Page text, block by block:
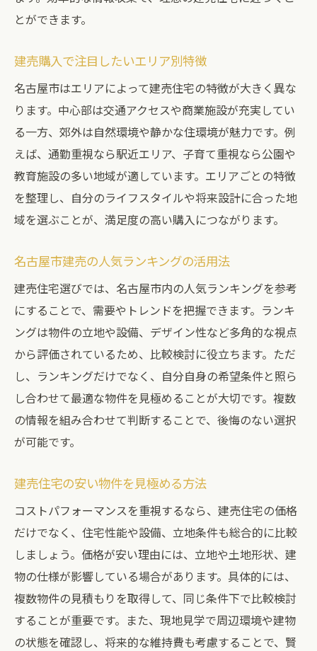
とができます。
建売購入で注目したいエリア別特徴
名古屋市はエリアによって建売住宅の特徴が大きく異な
ります。中心部は交通アクセスや商業施設が充実してい
る一方、郊外は自然環境や静かな住環境が魅力です。例
えば、通勤重視なら駅近エリア、子育て重視なら公園や
教育施設の多い地域が適しています。エリアごとの特徴
を整理し、自分のライフスタイルや将来設計に合った地
域を選ぶことが、満足度の高い購入につながります。
名古屋市建売の人気ランキングの活用法
建売住宅選びでは、名古屋市内の人気ランキングを参考
にすることで、需要やトレンドを把握できます。ランキ
ングは物件の立地や設備、デザイン性など多角的な視点
から評価されているため、比較検討に役立ちます。ただ
し、ランキングだけでなく、自分自身の希望条件と照ら
し合わせて最適な物件を見極めることが大切です。複数
の情報を組み合わせて判断することで、後悔のない選択
が可能です。
建売住宅の安い物件を見極める方法
コストパフォーマンスを重視するなら、建売住宅の価格
だけでなく、住宅性能や設備、立地条件も総合的に比較
しましょう。価格が安い理由には、立地や土地形状、建
物の仕様が影響している場合があります。具体的には、
複数物件の見積もりを取得して、同じ条件下で比較検討
することが重要です。また、現地見学で周辺環境や建物
の状態を確認し、将来的な維持費も考慮することで、賢